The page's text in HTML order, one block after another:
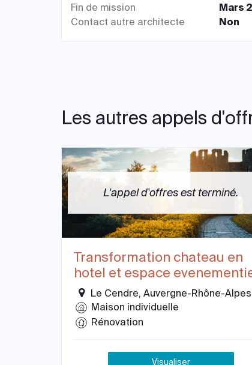
Fin de mission
Mars
Contact autre architecte
Non
Les autres appels
L'appel d'offres est terminé.
Transformation chateau en
hotel et espace
Le Cendre, Auvergne-Rhône-Alpes
Maison individuelle
Rénovation
Visualiser